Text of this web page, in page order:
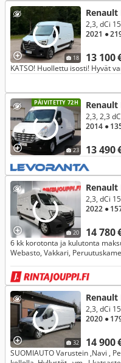
18
Renault
13 100
2,3, dCi
2021 ●
KATSO! Huollettu isosti! Hyvät
PÄIVITETTY 72H
23
Renault
13 490
2014 ●
20
Renault
14 780
2,3, dCi
2022 ●
6 kk korotonta ja kulutonta
Webasto, Vakkari,
32
Renault
14 900
2,3, dCi
2020 ●
SUOMIAUTO Varustein ,Navi , Peruutuskamera ,Tutka ,Koukku .Bt , Web-